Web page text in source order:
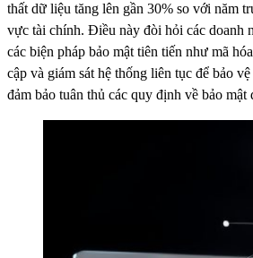
thất dữ liệu tăng lên gần 30% so với năm
vực tài chính. Điều này đòi hỏi các doanh
các biện pháp bảo mật tiên tiến như mã
cập và giám sát hệ thống liên tục để bảo
đảm bảo tuân thủ các quy định về bảo mật